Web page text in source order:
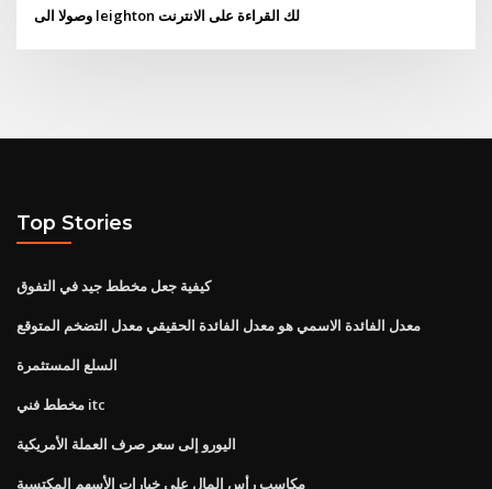
وصولا الى leighton لك القراءة على الانترنت
Top Stories
كيفية جعل مخطط جيد في التفوق
معدل الفائدة الاسمي هو معدل الفائدة الحقيقي معدل التضخم المتوقع
السلع المستثمرة
مخطط فني itc
اليورو إلى سعر صرف العملة الأمريكية
مكاسب رأس المال على خيارات الأسهم المكتسبة